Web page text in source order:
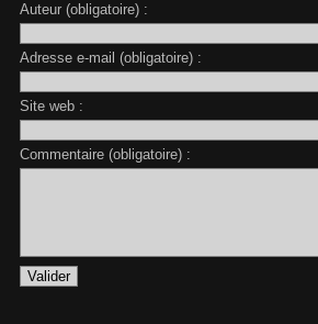
Auteur (obligatoire) :
Adresse e-mail (obligatoire) :
Site web :
Commentaire (obligatoire) :